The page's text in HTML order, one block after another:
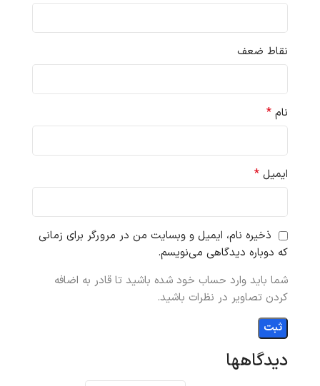
دیدگاهها
نقاط ضعف
نام *
ایمیل *
ذخیره نام، ایمیل و وبسایت من در مرورگر برای زمانی
که دوباره دیدگاهی می‌نویسم.
شما باید وارد حساب خود شده باشید تا قادر به اضافه
کردن تصاویر در نظرات باشید.